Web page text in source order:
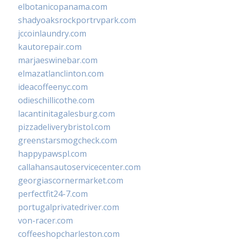
elbotanicopanama.com
shadyoaksrockportrvpark.com
jccoinlaundry.com
kautorepair.com
marjaeswinebar.com
elmazatlanclinton.com
ideacoffeenyc.com
odieschillicothe.com
lacantinitagalesburg.com
pizzadeliverybristol.com
greenstarsmogcheck.com
happypawspl.com
callahansautoservicecenter.com
georgiascornermarket.com
perfectfit24-7.com
portugalprivatedriver.com
von-racer.com
coffeeshopcharleston.com